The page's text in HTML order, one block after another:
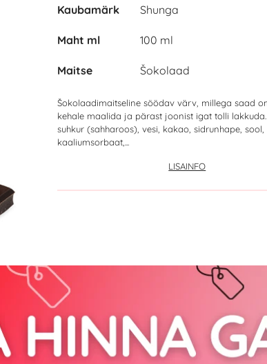
Kaubamärk Shunga
Maht ml 100 ml
Maitse Šokolaad
Šokolaadimaitseline söödav värv, millega saad
kehale maalida ja pärast joonist igat tolli
suhkur (sahharoos), vesi, kakao, sidrunhape, sool,
kaaliumsorbaat,...
LISAINFO